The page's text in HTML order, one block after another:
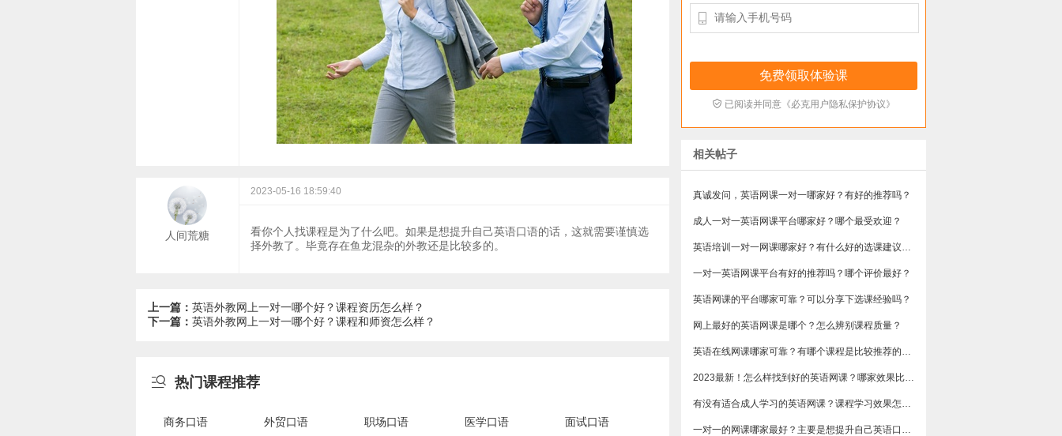

 已阅读并同意《必克用户隐私保护协议》
相关帖子
真诚发问，英语网课一对一哪家好？有好的推荐吗？
成人一对一英语网课平台哪家好？哪个最受欢迎？
​英语培训一对一网课哪家好？有什么好的选课建议吗？
一对一英语网课平台有好的推荐吗？哪个评价最好？
英语网课的平台哪家可靠？可以分享下选课经验吗？
网上最好的英语网课是哪个？怎么辨别课程质量？
英语在线网课哪家可靠？有哪个课程是比较推荐的吗？
2023最新！怎么样找到好的英语网课？哪家效果比较好？
有没有适合成人学习的英语网课？课程学习效果怎么样？
一对一的网课哪家最好？主要是想提升自己英语口语水平的。
人间荒糖
2023-05-16 18:59:40
看你个人找课程是为了什么吧。如果是想提升自己英语口语的话，这就需要谨慎选
择外教了。毕竟存在鱼龙混杂的外教还是比较多的。
上一篇： 英语外教网上一对一哪个好？课程资历怎么样？
下一篇： 英语外教网上一对一哪个好？课程和师资怎么样？
 热门课程推荐
商务口语 外贸口语 职场口语 医学口语 面试口语